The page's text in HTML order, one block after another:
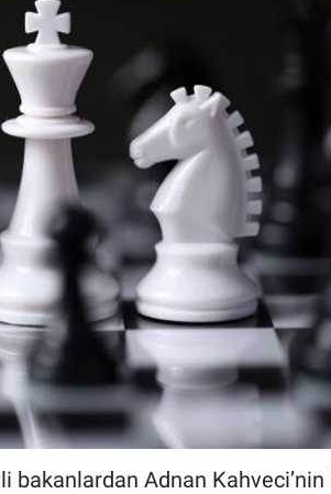
bakanlardan Adnan Kahveci’nin